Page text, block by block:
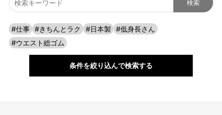
スーパーストレッチだからよく伸びる！
動きに合わせてしっかり伸びるストレスフリーなはき心地。
#仕事 #きちんとラク #日本製
#低身長さん
#ウエスト総ゴム
条件を絞り込んで検索する